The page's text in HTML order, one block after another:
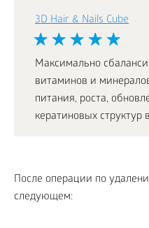
3D Hair & Nails Cube
Максимально
витаминов и
питания, роста,
кератиновых структур
После операции по
следующем: